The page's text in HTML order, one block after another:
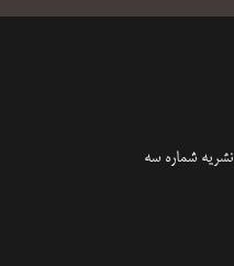
نشریه شماره سه